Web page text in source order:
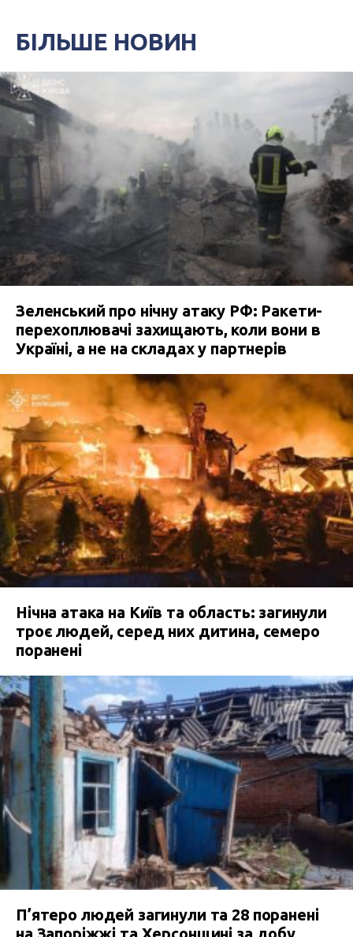
БІЛЬШЕ НОВИН
Зеленський про нічну атаку РФ: Ракети-
перехоплювачі захищають, коли вони в
Україні, а не на складах у партнерів
Нічна атака на Київ та область: загинули
троє людей, серед них дитина, семеро
поранені
П’ятеро людей загинули та 28 поранені